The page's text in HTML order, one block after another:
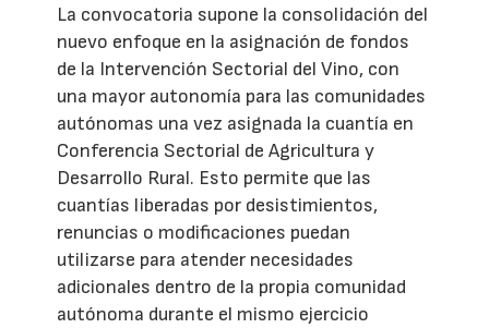
La convocatoria supone la consolidación del
nuevo enfoque en la asignación de fondos
de la Intervención Sectorial del Vino, con
una mayor autonomía para las comunidades
autónomas una vez asignada la cuantía en
Conferencia Sectorial de Agricultura y
Desarrollo Rural. Esto permite que las
cuantías liberadas por desistimientos,
renuncias o modificaciones puedan
utilizarse para atender necesidades
adicionales dentro de la propia comunidad
autónoma durante el mismo ejercicio